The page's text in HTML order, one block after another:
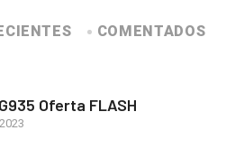
COMENTADOS
Oferta FLASH